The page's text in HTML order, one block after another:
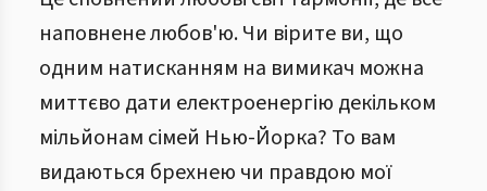
наповнене любов'ю. Чи вірите ви, що
одним натисканням на вимикач можна
миттєво дати електроенергію декільком
мільйонам сімей Нью-Йорка? То вам
видаються брехнею чи правдою мої